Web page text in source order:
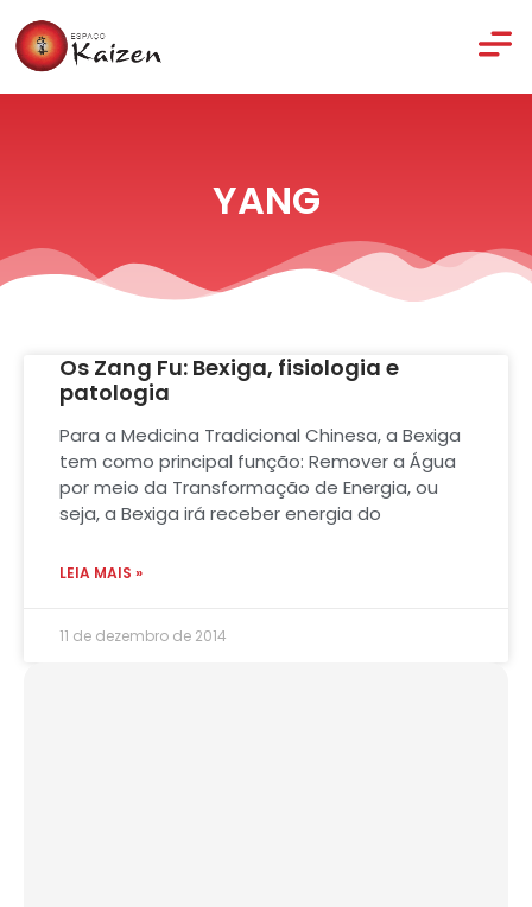
YANG
Os Zang Fu: Bexiga, fisiologia e
patologia
Para a Medicina Tradicional Chinesa, a Bexiga
tem como principal função: Remover a Água
por meio da Transformação de Energia, ou
seja, a Bexiga irá receber energia do
LEIA MAIS »
11 de dezembro de 2014